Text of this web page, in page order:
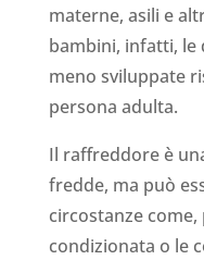
materne, asili e
bambini, infatti, le
meno sviluppate
persona adulta.
Il raffreddore è
fredde, ma può
circostanze come,
condizionata o le